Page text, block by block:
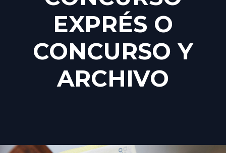
EXPRÉS O
CONCURSO Y
ARCHIVO